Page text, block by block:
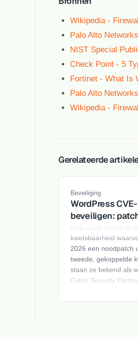
Wikipedia -
Palo Alto
NIST Special
Check Point - 5
Fortinet - What Is
Palo Alto
Wikipedia -
Gerelateerde
Beveiliging
WordPress
beveiligen:
CVE-2026-63030 is
kwetsbaarheid
2026 een noodpatch
tweede, gekoppelde
staan ze bekend als
Cyber Security
concept-code staat